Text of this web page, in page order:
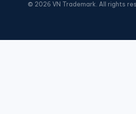
© 2026 VN Trademark. All rights